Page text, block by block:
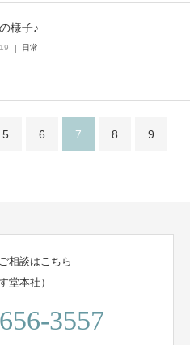
様子♪
日常
5 6 7 8 9
相談はこちら
堂本社）
3557